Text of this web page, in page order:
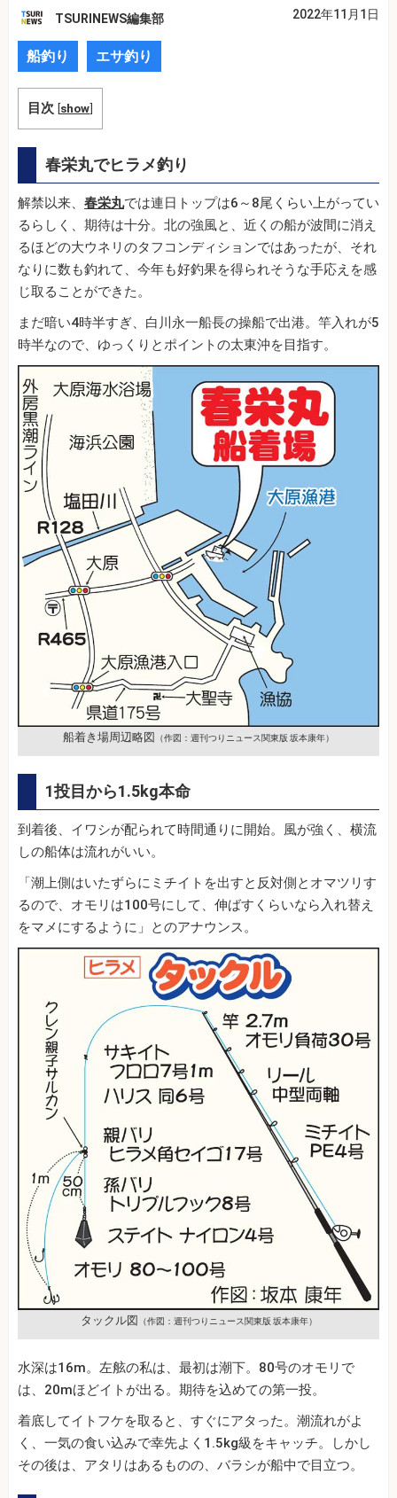
TSURINEWS編集部 2022年11月1日
船釣り エサ釣り
目次 [show]
春栄丸でヒラメ釣り
解禁以来、 春栄丸では連日トップは6～8尾くらい上がってい
るらしく、期待は十分。北の強風と、近くの船が波間に消え
るほどの大ウネリのタフコンディションではあったが、それ
なりに数も釣れて、今年も好釣果を得られそうな手応えを感
じ取ることができた。
まだ暗い4時半すぎ、白川永一船長の操船で出港。竿入れが5
時半なので、ゆっくりとポイントの太東沖を目指す。
船着き場周辺略図 （作図：週刊つりニュース関東版 坂本康年）
1投目から1.5kg本命
到着後、イワシが配られて時間通りに開始。風が強く、横流
しの船体は流れがいい。
「潮上側はいたずらにミチイトを出すと反対側とオマツリす
るので、オモリは100号にして、伸ばすくらいなら入れ替え
をマメにするように」とのアナウンス。
タックル図 （作図：週刊つりニュース関東版 坂本康年）
水深は16m。左舷の私は、最初は潮下。80号のオモリで
は、20mほどイトが出る。期待を込めての第一投。
着底してイトフケを取ると、すぐにアタった。潮流れがよ
く、一気の食い込みで幸先よく1.5kg級をキャッチ。しかし
その後は、アタリはあるものの、バラシが船中で目立つ。